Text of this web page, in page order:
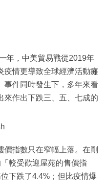
年，中美貿易戰從2019年
疫情更導致全球經濟活動癱
事件同時發生下，多年來看
來作出下跌三、五、七成的
價指數只在窄幅上落。在剛
較受歡迎屋苑的售價指
下跌了4.4%；但比疫情爆